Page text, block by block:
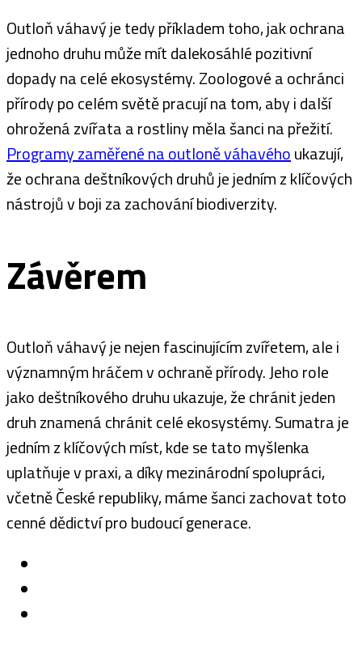
Outloň váhavý je tedy příkladem toho, jak ochrana
jednoho druhu může mít dalekosáhlé pozitivní
dopady na celé ekosystémy. Zoologové a ochránci
přírody po celém světě pracují na tom, aby i další
ohrožená zvířata a rostliny měla šanci na přežití.
Programy zaměřené na outloně váhavéhoukazují,
že ochrana deštníkových druhů je jedním z klíčových
nástrojů v boji za zachování biodiverzity.
Závěrem
Outloň váhavý je nejen fascinujícím zvířetem, ale i
významným hráčem v ochraně přírody. Jeho role
jako deštníkového druhu ukazuje, že chránit jeden
druh znamená chránit celé ekosystémy. Sumatra je
jedním z klíčových míst, kde se tato myšlenka
uplatňuje v praxi, a díky mezinárodní spolupráci,
včetně České republiky, máme šanci zachovat toto
cenné dědictví pro budoucí generace.